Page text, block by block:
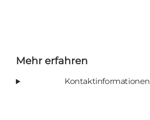
Mehr erfahren
Kontaktinformationen